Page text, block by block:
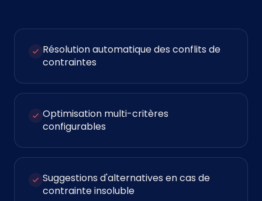
Résolution automatique des conflits de
contraintes
Optimisation multi-critères
configurables
Suggestions d'alternatives en cas de
contrainte insoluble